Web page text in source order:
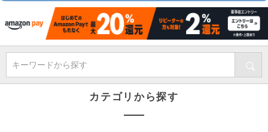
キーワードから探す
カテゴリから探す